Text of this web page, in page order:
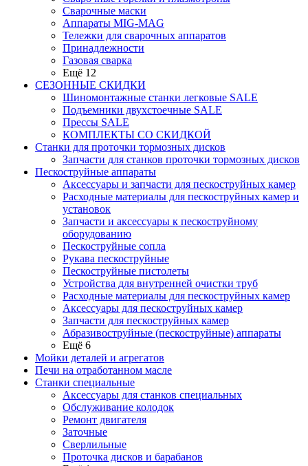
Сварочные маски
Аппараты MIG-MAG
Тележки для сварочных аппаратов
Принадлежности
Газовая сварка
Ещё 12
СЕЗОННЫЕ СКИДКИ
Шиномонтажные станки легковые SALE
Подъемники двухстоечные SALE
Прессы SALE
КОМПЛЕКТЫ СО СКИДКОЙ
Станки для проточки тормозных дисков
Запчасти для станков проточки тормозных дисков
Пескоструйные аппараты
Аксессуары и запчасти для пескоструйных камер
Расходные материалы для пескоструйных камер и
установок
Запчасти и аксессуары к пескоструйному
оборудованию
Пескоструйные сопла
Рукава пескоструйные
Пескоструйные пистолеты
Устройства для внутренней очистки труб
Расходные материалы для пескоструйных камер
Аксессуары для пескоструйных камер
Запчасти для пескоструйных камер
Абразивоструйные (пескоструйные) аппараты
Ещё 6
Мойки деталей и агрегатов
Печи на отработанном масле
Станки специальные
Аксессуары для станков специальных
Обслуживание колодок
Ремонт двигателя
Заточные
Сверлильные
Проточка дисков и барабанов